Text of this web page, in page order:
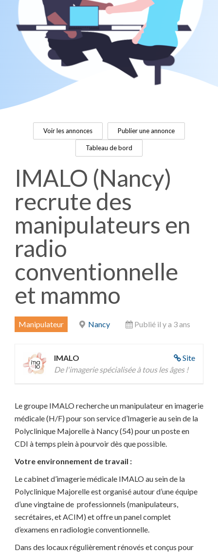
Voir les annonces Publier une annonce
Tableau de bord
IMALO (Nancy)
recrute des
manipulateurs en
radio
conventionnelle
et mammo
Manipulateur Nancy Publié il y a 3 ans
Site
IMALO
De l'imagerie spécialisée à tous les âges !
Le groupe IMALO recherche un manipulateur en imagerie
médicale (H/F) pour son service d’Imagerie au sein de la
Polyclinique Majorelle à Nancy (54) pour un poste en
CDI à temps plein à pourvoir dès que possible.
Votre environnement de travail :
Le cabinet d’imagerie médicale IMALO au sein de la
Polyclinique Majorelle est organisé autour d’une équipe
d’une vingtaine de professionnels (manipulateurs,
secrétaires, et ACIM) et offre un panel complet
d’examens en radiologie conventionnelle.
Dans des locaux régulièrement rénovés et conçus pour